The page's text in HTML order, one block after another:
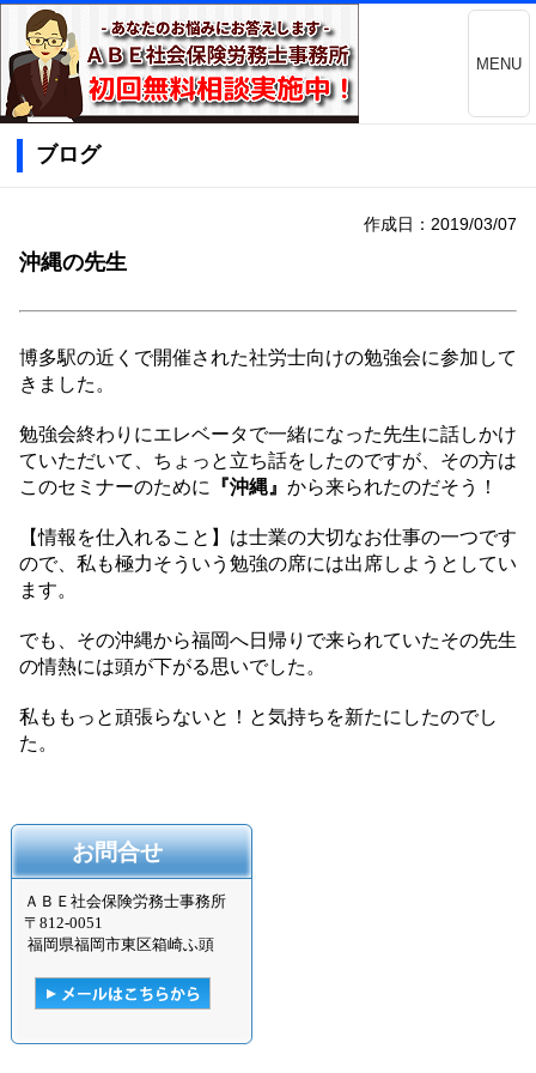
MENU
ブログ
作成日：2019/03/07
沖縄の先生
博多駅の近くで開催された社労士向けの勉強会に参加して
きました。
勉強会終わりにエレベータで一緒になった先生に話しかけ
ていただいて、ちょっと立ち話をしたのですが、その方は
このセミナーのために
『沖縄』 から来られたのだそう！
【情報を仕入れること】は士業の大切なお仕事の一つです
ので、私も極力そういう勉強の席には出席しようとしてい
ます。
でも、その沖縄から福岡へ日帰りで来られていたその先生
の情熱には頭が下がる思いでした。
私ももっと頑張らないと！と気持ちを新たにしたのでし
た。
お問合せ
ＡＢＥ社会保険労務士事務所
〒 812-0051
福岡県福岡市東区箱崎ふ頭